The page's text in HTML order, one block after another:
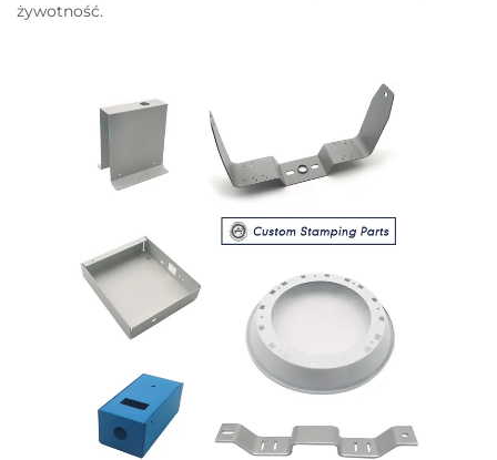
żywotność.